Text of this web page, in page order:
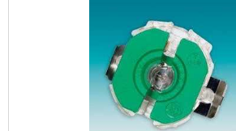
Coisas que por sua vez
capacidade que temos de
informações a partir de objetos
dia, e compartilhar essas inform.